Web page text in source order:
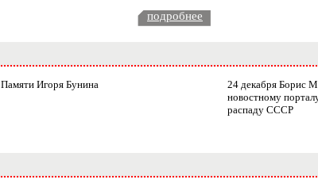
подробнее
Памяти Игоря Бунина
24 декабря Борис
новостному
распаду СССР